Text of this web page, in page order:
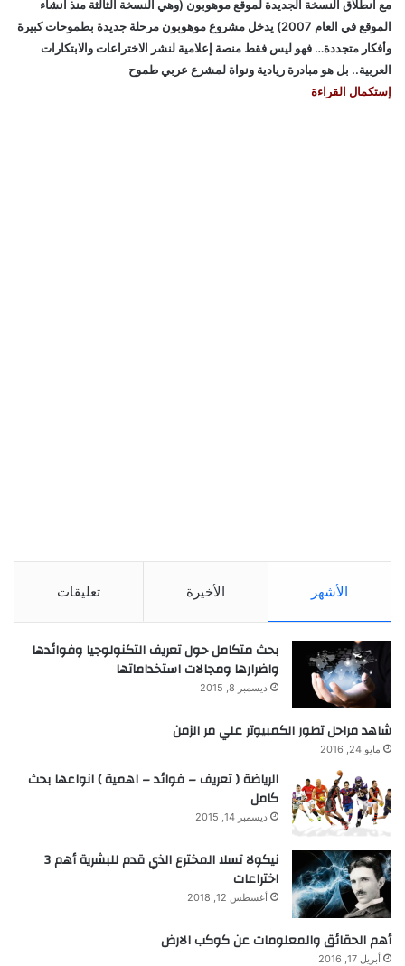
مع انطلاق النسخة الجديدة لموقع موهوبون (وهي النسخة الثالثة منذ انشاء
الموقع في العام 2007) يدخل مشروع موهوبون مرحلة جديدة بطموحات كبيرة
وأفكار متجددة… فهو ليس فقط منصة إعلامية لنشر الاختراعات والابتكارات
العربية.. بل هو مبادرة ريادية ونواة لمشرع عربي طموح
إستكمال القراءة
الأشهر الأخيرة تعليقات
بحث متكامل حول تعريف التكنولوجيا وفوائدها
واضرارها ومجالات استخداماتها
ديسمبر 8, 2015
شاهد مراحل تطور الكمبيوتر علي مر الزمن
مايو 24, 2016
الرياضة ( تعريف – فوائد – اهمية ) انواعها بحث
كامل
ديسمبر 14, 2015
نيكولا تسلا المخترع الذي قدم للبشرية أهم 3
اختراعات
أغسطس 12, 2018
أهم الحقائق والمعلومات عن كوكب الارض
أبريل 17, 2016